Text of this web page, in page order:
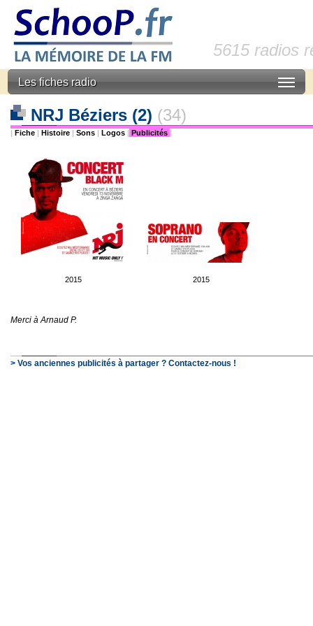
5615 radios
Les fiches radio
NRJ Béziers (2) (34)
| Fiche | Histoire | Sons | Logos | Publicités |
2015 2015
Merci à Arnaud P.
> Vos anciennes publicités à partager ? Contactez-nous !